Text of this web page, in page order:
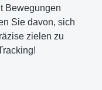
Bewegungen
Sie davon, sich
zielen zu